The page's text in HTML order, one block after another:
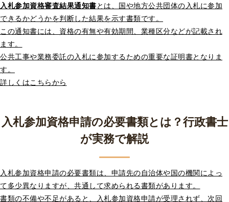
入札参加資格審査結果通知書とは、国や地方公共団体の入札に参加
できるかどうかを判断した結果を示す書類です。
この通知書には、資格の有無や有効期間、業種区分などが記載され
ます。
公共工事や業務委託の入札に参加するための重要な証明書となりま
す。
詳しくはこちらから
入札参加資格申請の必要書類とは？行政書士
が実務で解説
入札参加資格申請の必要書類は、申請先の自治体や国の機関によっ
て多少異なりますが、共通して求められる書類があります。
書類の不備や不足があると、入札参加資格申請が受理されず、次回